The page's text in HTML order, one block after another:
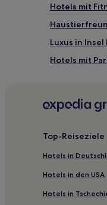
Hotels mit
Luxus in Insel
Hotels mit
Familien in
Top-Reiseziele
Hotels in
Hotels in den USA
Hotels in